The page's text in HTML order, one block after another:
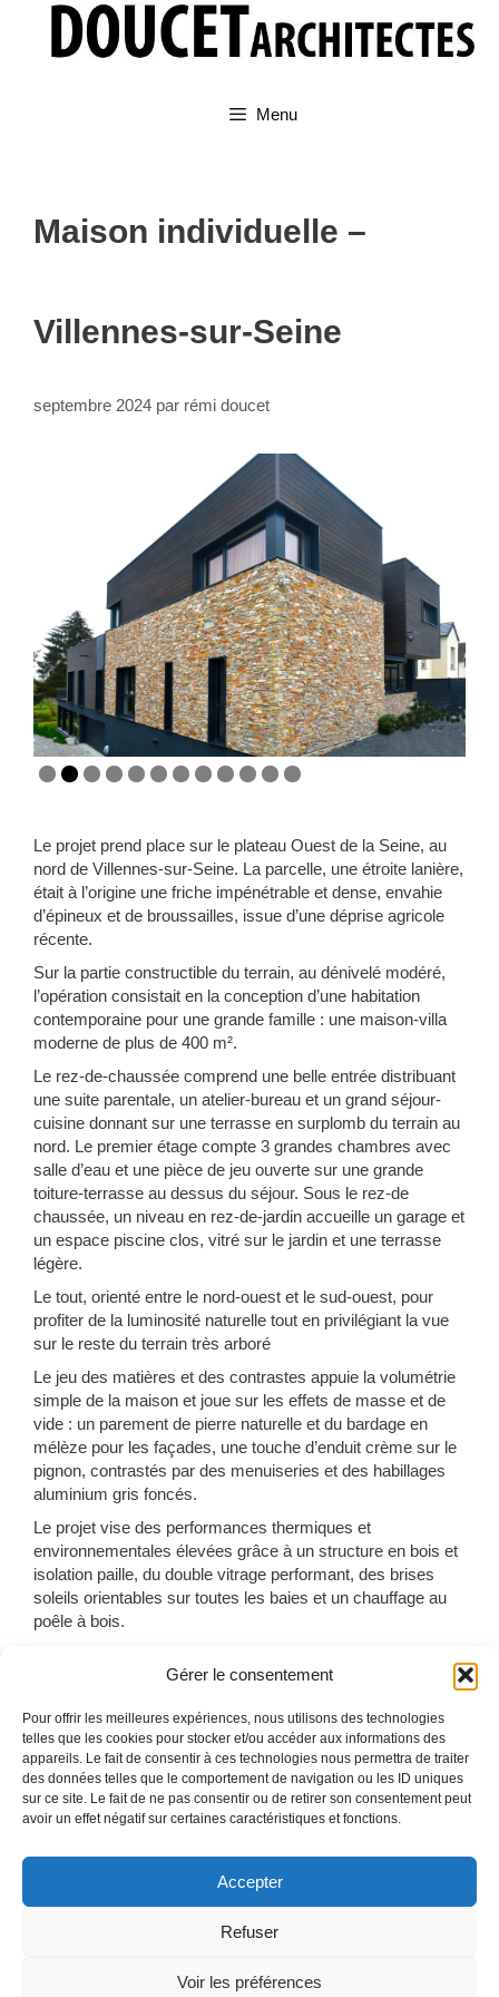
Gérer le consentement
Pour offrir les meilleures expériences, nous utilisons des technologies
telles que les cookies pour stocker et/ou accéder aux informations des
appareils. Le fait de consentir à ces technologies nous permettra de traiter
des données telles que le comportement de navigation ou les ID uniques
sur ce site. Le fait de ne pas consentir ou de retirer son consentement peut
avoir un effet négatif sur certaines caractéristiques et fonctions.
Accepter
Refuser
Voir les préférences
contenu
Menu
Maison individuelle –
Villennes-sur-Seine
septembre 2024 par rémi doucet
–
Le projet prend place sur le plateau Ouest de la Seine, au
nord de Villennes-sur-Seine. La parcelle, une étroite lanière,
était à l’origine une friche impénétrable et dense, envahie
d’épineux et de broussailles, issue d’une déprise agricole
récente.
Sur la partie constructible du terrain, au dénivelé modéré,
l’opération consistait en la conception d’une habitation
contemporaine pour une grande famille : une maison-villa
moderne de plus de 400 m².
Le rez-de-chaussée comprend une belle entrée distribuant
une suite parentale, un atelier-bureau et un grand séjour-
cuisine donnant sur une terrasse en surplomb du terrain au
nord. Le premier étage compte 3 grandes chambres avec
salle d’eau et une pièce de jeu ouverte sur une grande
toiture-terrasse au dessus du séjour. Sous le rez-de
chaussée, un niveau en rez-de-jardin accueille un garage et
un espace piscine clos, vitré sur le jardin et une terrasse
légère.
Le tout, orienté entre le nord-ouest et le sud-ouest, pour
profiter de la luminosité naturelle tout en privilégiant la vue
sur le reste du terrain très arboré
Le jeu des matières et des contrastes appuie la volumétrie
simple de la maison et joue sur les effets de masse et de
vide : un parement de pierre naturelle et du bardage en
mélèze pour les façades, une touche d’enduit crème sur le
pignon, contrastés par des menuiseries et des habillages
aluminium gris foncés.
Le projet vise des performances thermiques et
environnementales élevées grâce à un structure en bois et
isolation paille, du double vitrage performant, des brises
soleils orientables sur toutes les baies et un chauffage au
poêle à bois.
Une partie de la végétation existante, composée
possible sur le terrain ; les surfaces au sol, qui maximisent
la pleine terre ou les revêtements perméables, assurent
une bon infiltration des eaux pluviales.
Catégories
Biosourcés
Étiquettes
isolation paille,maison individuelle,ossature bois,villa,
Villes des Musiques du Monde